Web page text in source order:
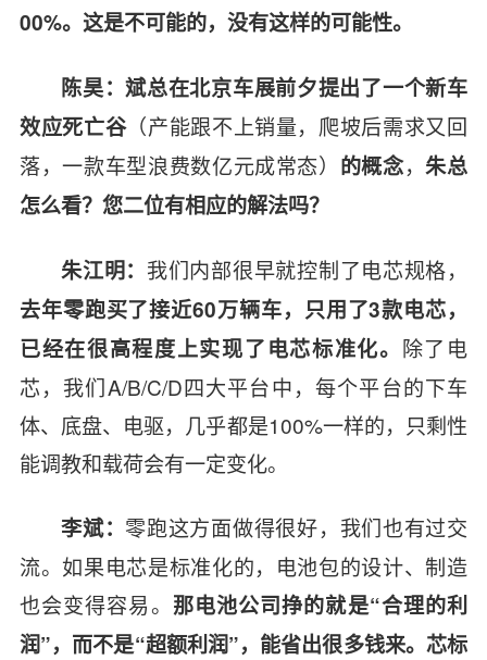
00%。这是不可能的，没有这样的可能性。
陈昊：斌总在北京车展前夕提出了一个新车
效应死亡谷（产能跟不上销量，爬坡后需求又回
落，一款车型浪费数亿元成常态） 的概念，朱总
怎么看？您二位有相应的解法吗？
朱江明： 我们内部很早就控制了电芯规格，
去年零跑买了接近60万辆车，只用了3款电芯，
已经在很高程度上实现了电芯标准化。 除了电
芯，我们A/B/C/D四大平台中，每个平台的下车
体、底盘、电驱，几乎都是100%一样的，只剩性
能调教和载荷会有一定变化。
李斌： 零跑这方面做得很好，我们也有过交
流。如果电芯是标准化的，电池包的设计、制造
也会变得容易。 那电池公司挣的就是“合理的利
润”，而不是“超额利润”，能省出很多钱来。芯标